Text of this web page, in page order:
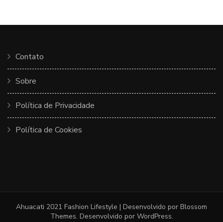
Contato
Sobre
Política de Privacidade
Política de Cookies
Ahuacati 2021 Fashion Lifestyle | Desenvolvido por Blossom
Themes. Desenvolvido por WordPress.